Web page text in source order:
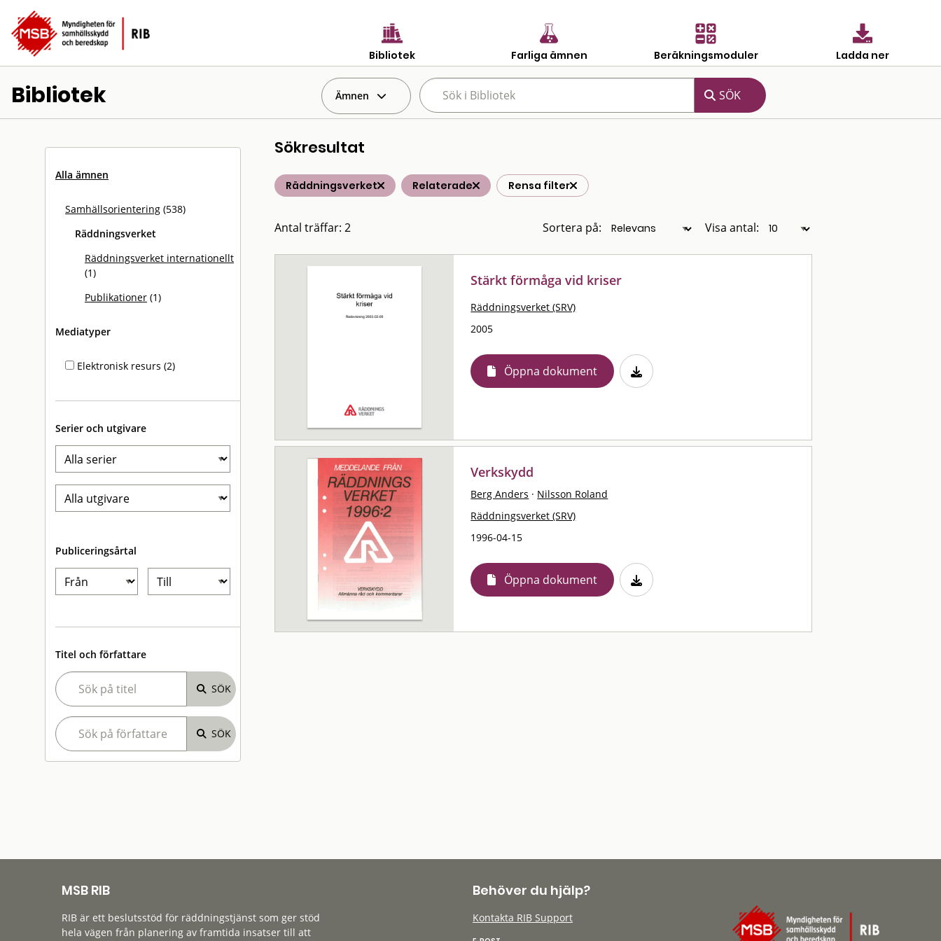
Bibliotek Farliga ämnen Beräkningsmoduler Ladda ner
Bibliotek Ämnen
Alla ämnen
Samhällsorientering (538)
Räddningsverket
Räddningsverket internationellt
(1)
Publikationer (1)
Mediatyper
Elektronisk resurs (2)
Serier och utgivare
Publiceringsårtal
Titel och författare
Sökresultat
Räddningsverket Relaterade Rensa filter
Antal träffar: 2 Sortera på: Visa antal:
Stärkt förmåga vid kriser
Räddningsverket (SRV)
2005
Öppna dokument
Verkskydd
Berg Anders · Nilsson Roland
Räddningsverket (SRV)
1996-04-15
Öppna dokument
MSB RIB
RIB är ett beslutsstöd för räddningstjänst som ger stöd
hela vägen från planering av framtida insatser till att
Behöver du hjälp?
Kontakta RIB Support